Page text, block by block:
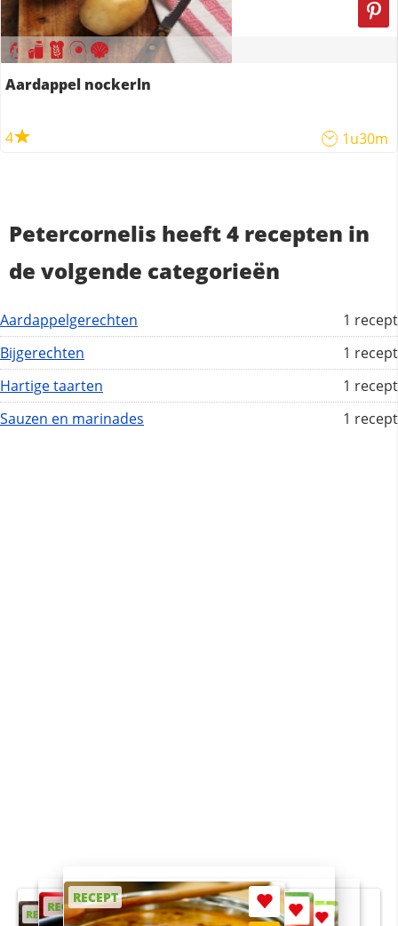
Aardappel nockerln
4 1u30m
Petercornelis heeft 4 recepten in
de volgende categorieën
1 recept
Aardappelgerechten
1 recept
Bijgerechten
1 recept
Hartige taarten
1 recept
Sauzen en marinades
RECEPT
RECEPT
RECEPT
RECEPT
RECEPT